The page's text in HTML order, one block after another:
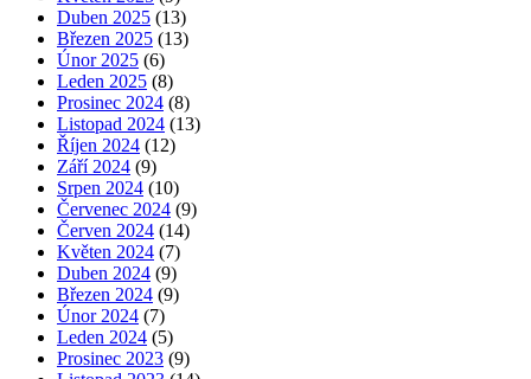
Duben 2025 (13)
Březen 2025 (13)
Únor 2025 (6)
Leden 2025 (8)
Prosinec 2024 (8)
Listopad 2024 (13)
Říjen 2024 (12)
Září 2024 (9)
Srpen 2024 (10)
Červenec 2024 (9)
Červen 2024 (14)
Květen 2024 (7)
Duben 2024 (9)
Březen 2024 (9)
Únor 2024 (7)
Leden 2024 (5)
Prosinec 2023 (9)